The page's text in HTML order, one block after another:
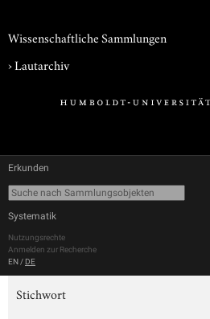
Wissenschaftliche Sammlungen
›Lautarchiv
Erkunden
Systematik
Nutzungsrechte
Anmelden zur Recherche
EN / DE
Stichwort